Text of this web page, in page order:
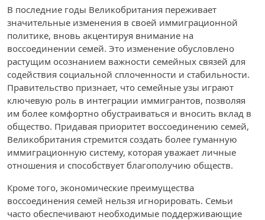
В последние годы Великобритания переживает
значительные изменения в своей иммиграционной
политике, вновь акцентируя внимание на
воссоединении семей. Это изменение обусловлено
растущим осознанием важности семейных связей для
содействия социальной сплоченности и стабильности.
Правительство признает, что семейные узы играют
ключевую роль в интеграции иммигрантов, позволяя
им более комфортно обустраиваться и вносить вклад в
общество. Придавая приоритет воссоединению семей,
Великобритания стремится создать более гуманную
иммиграционную систему, которая уважает личные
отношения и способствует благополучию обществ.
Кроме того, экономические преимущества
воссоединения семей нельзя игнорировать. Семьи
часто обеспечивают необходимые поддерживающие